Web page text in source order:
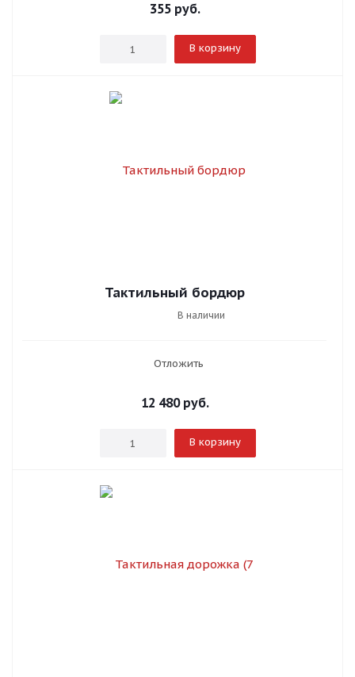
355руб.
В корзину
Тактильный бордюр
В наличии
Отложить
12 480руб.
В корзину